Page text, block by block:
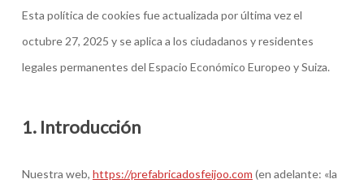
Esta política de cookies fue actualizada por última vez el
octubre 27, 2025 y se aplica a los ciudadanos y residentes
legales permanentes del Espacio Económico Europeo y Suiza.
1. Introducción
Nuestra web, https://prefabricadosfeijoo.com (en adelante: «la